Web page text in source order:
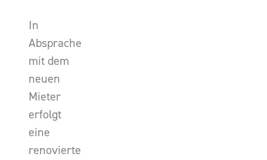
In
Absprache
mit dem
neuen
Mieter
erfolgt
eine
renovierte